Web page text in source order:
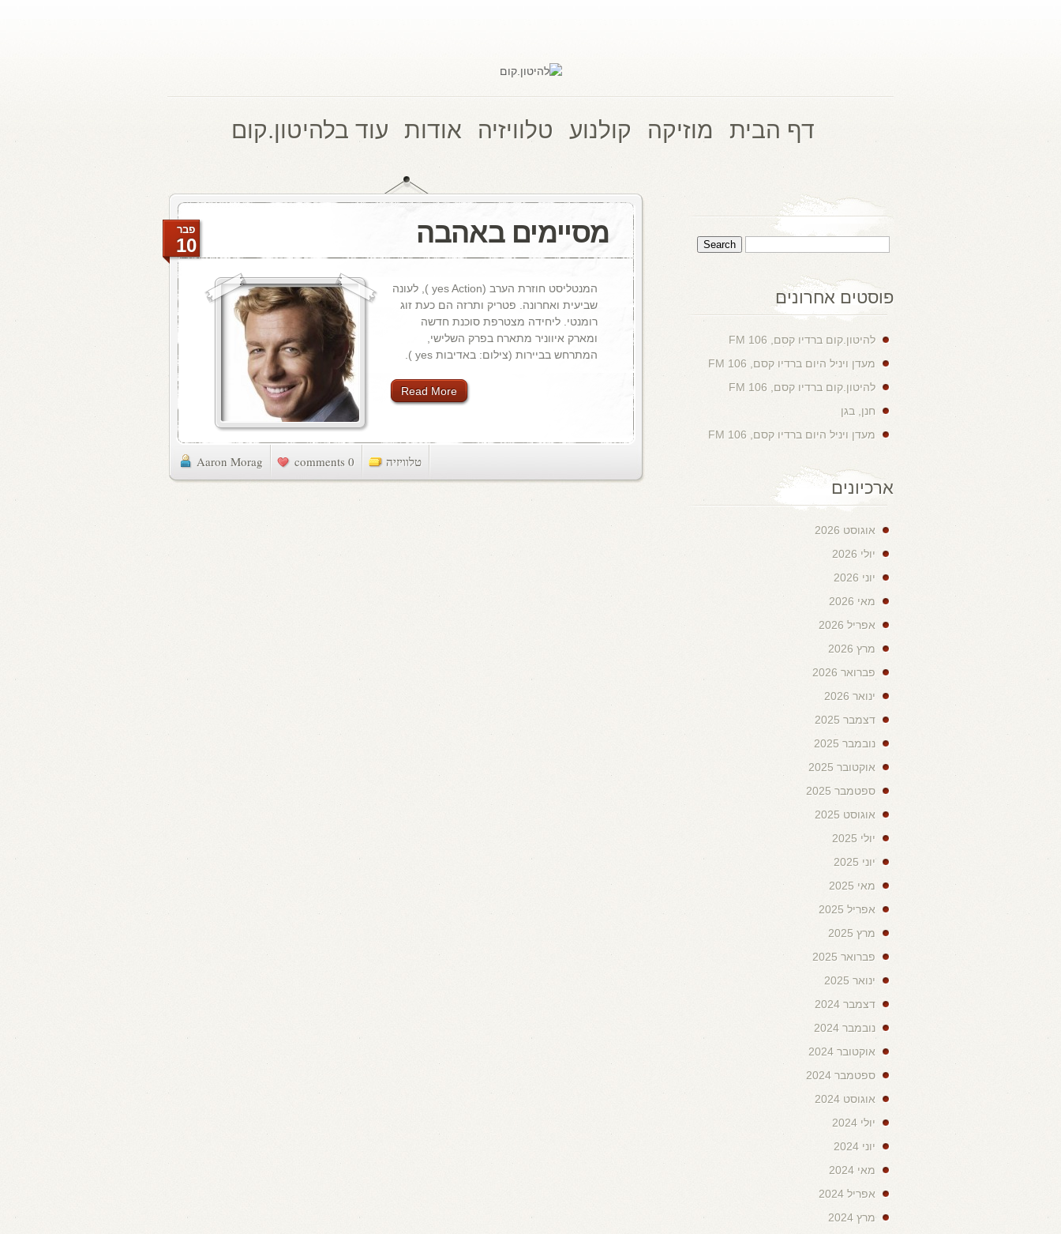
דף הבית מוזיקה קולנוע טלוויזיה אודות עוד בלהיטון.קום
מסיימים באהבה פבר
10
המנטליסט חוזרת הערב (yes Action ), לעונה
שביעית ואחרונה. פטריק ותרזה הם כעת זוג
רומנטי. ליחידה מצטרפת סוכנת חדשה
ומארק איווניר מתארח בפרק השלישי,
המתרחש בביירות (צילום: באדיבות yes ).
Read More
Aaron Morag 0 comments טלוויזיה
פוסטים אחרונים
להיטון.קום ברדיו קסם, 106 FM
מעדן ויניל היום ברדיו קסם, 106 FM
להיטון.קום ברדיו קסם, 106 FM
חנן, בגן
מעדן ויניל היום ברדיו קסם, 106 FM
ארכיונים
אוגוסט 2026
יולי 2026
יוני 2026
מאי 2026
אפריל 2026
מרץ 2026
פברואר 2026
ינואר 2026
דצמבר 2025
נובמבר 2025
אוקטובר 2025
ספטמבר 2025
אוגוסט 2025
יולי 2025
יוני 2025
מאי 2025
אפריל 2025
מרץ 2025
פברואר 2025
ינואר 2025
דצמבר 2024
נובמבר 2024
אוקטובר 2024
ספטמבר 2024
אוגוסט 2024
יולי 2024
יוני 2024
מאי 2024
אפריל 2024
מרץ 2024